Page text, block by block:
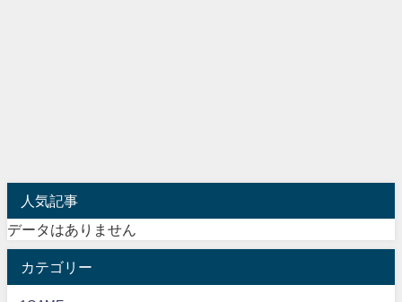
人気記事
データはありません
カテゴリー